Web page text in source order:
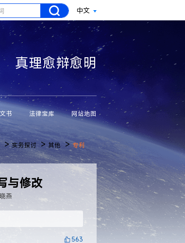
中文
真理愈辩愈明
书 法律宝库 网站地图
>实务探讨 >其他 >专利
与修改
燕
563